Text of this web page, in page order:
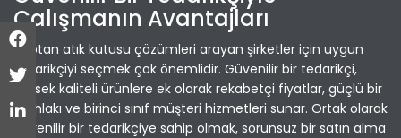
Çalışmanın Avantajları
Toptan atık kutusu çözümleri arayan şirketler için uygun
tedarikçiyi seçmek çok önemlidir. Güvenilir bir tedarikçi,
yüksek kaliteli ürünlere ek olarak rekabetçi fiyatlar, güçlü bir
iş ahlakı ve birinci sınıf müşteri hizmetleri sunar. Ortak olarak
güvenilir bir tedarikçiye sahip olmak, sorunsuz bir satın alma